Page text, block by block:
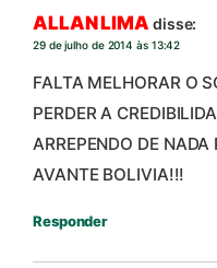
ALLAN LIMA disse:
29 de julho de 2014 às 13:42
FALTA MELHORAR O
PERDER A
ARREPENDO DE
AVANTE BOLIVIA!!!
Responder